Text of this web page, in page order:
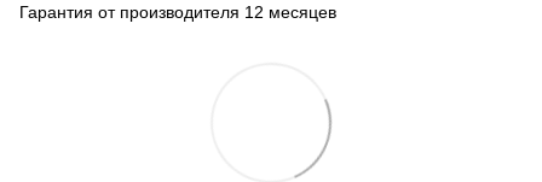
Гарантия от производителя 12 месяцев